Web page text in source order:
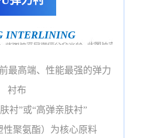
INTERLINING
最高端、性能最强的弹力
衬布
衬”或“高弹亲肤衬”
性聚氨酯）为核心原料